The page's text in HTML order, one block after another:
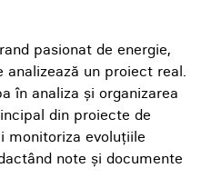
pasionat de energie,
un proiect real.
în analiza și organizarea
din proiecte de
monitoriza evoluțiile
note și documente